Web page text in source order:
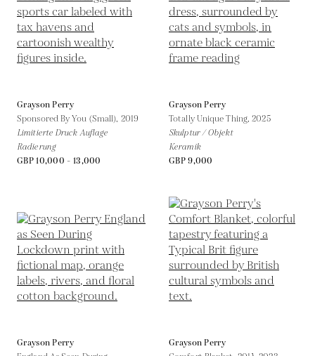
Grayson Perry
Sponsored By You (Small), 2019
Limitierte Druck Auflage
Radierung
GBP 10,000 - 13,000
Grayson Perry
Totally Unique Thing,2025
Skulptur / Objekt
Keramik
GBP 9,000
Grayson Perry
Grayson Perry